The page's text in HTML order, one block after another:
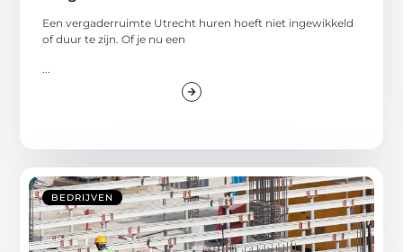
Een vergaderruimte Utrecht huren hoeft niet ingewikkeld
of duur te zijn. Of je nu een
BEDRIJVEN